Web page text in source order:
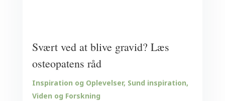
Svært ved at blive gravid? Læs
osteopatens råd
Inspiration og Oplevelser, Sund inspiration,
Viden og Forskning